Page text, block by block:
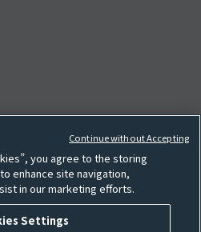
クッキー設定
サイトマップ
you agree to the storing
enhance site navigation,
in our marketing efforts.
Settings
Continue without Accepting